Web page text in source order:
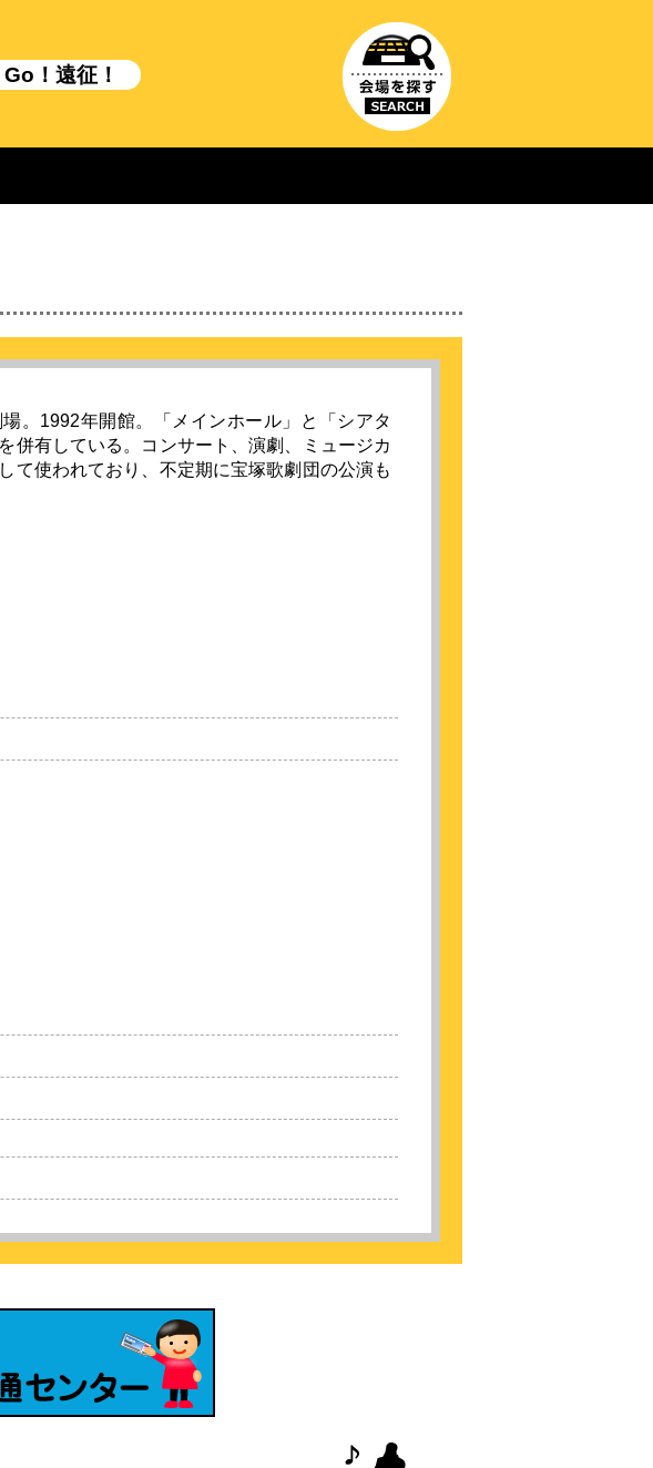
！遠征！
。1992年開館。「メインホール」と「シアタ
併有している。コンサート、演劇、ミュージカ
て使われており、不定期に宝塚歌劇団の公演も